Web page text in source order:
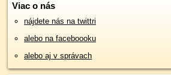
Viac o nás
nájdete nás na twittri
alebo na faceboooku
alebo aj v správach